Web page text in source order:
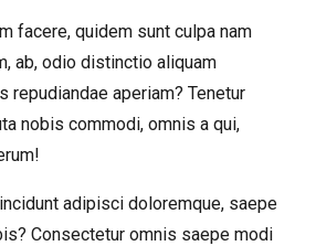
facere, quidem sunt culpa nam
ab, odio distinctio aliquam
aperiam? Tenetur
nobis commodi, omnis a qui,
adipisci doloremque, saepe
Consectetur omnis saepe modi